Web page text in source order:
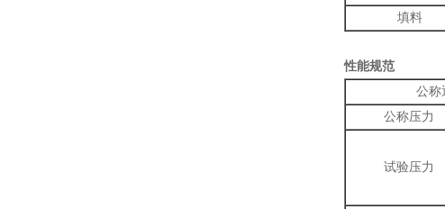
填料
性能规范
公称
公称压力
试验压力